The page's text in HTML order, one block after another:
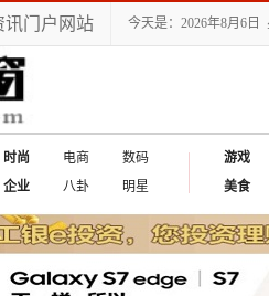
讯门户网站 今天是：2026年8月6日
时尚 电商
数码
企业
八卦 明星
游戏
美食